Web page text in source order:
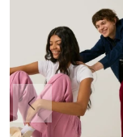
Anteriormente